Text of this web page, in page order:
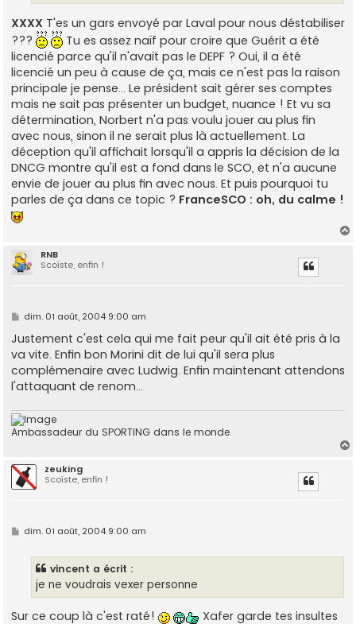
XXXX T'es un gars envoyé par Laval pour nous déstabiliser
???
Tu es assez naïf pour croire que Guérit a été
licencié parce qu'il n'avait pas le DEPF ? Oui, il a été
licencié un peu à cause de ça, mais ce n'est pas la raison
principale je pense... Le président sait gérer ses comptes
mais ne sait pas présenter un budget, nuance ! Et vu sa
détermination, Norbert n'a pas voulu jouer au plus fin
avec nous, sinon il ne serait plus là actuellement. La
déception qu'il affichait lorsqu'il a appris la décision de la
DNCG montre qu'il est a fond dans le SCO, et n'a aucune
envie de jouer au plus fin avec nous. Et puis pourquoi tu
parles de ça dans ce topic ? FranceSCO : oh, du calme !
RNB
Scoïste, enfin !
M
s
s
a
g
e
dim. 01 août, 2004 9:00 am
Justement c'est cela qui me fait peur qu'il ait été pris à la
va vite. Enfin bon Morini dit de lui qu'il sera plus
complémenaire avec Ludwig. Enfin maintenant attendons
l'attaquant de renom...
Ambassadeur du SPORTING dans le monde
zeuking
Scoïste, enfin !
M
dim. 01 août, 2004 9:00 am
vincent a écrit :
je ne voudrais vexer personne
Sur ce coup là c'est raté! Xafer garde tes insultes